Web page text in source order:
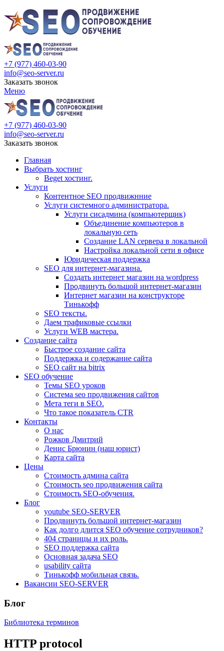
+7 (977) 460-03-90
info@seo-server.ru
Заказать звонок
Меню
+7 (977) 460-03-90
info@seo-server.ru
Заказать звонок
Главная
Выбрать хостинг
Beget хостинг.
Услуги
Контентное SEO продвижнние
Услуги системного администратора.
Услуги сисадмина (компьютерщик)
Объединение компьютеров в
локальную сеть
Создание LAN сервера в локальной
Настройка локальной сети в офисе
Юридическая поддержка
SEO для интернет-магазина.
Создать интернет магазин на wordpress
Продвинуть большой интернет-магазин
Интернет магазин на конструкторе
Тинькофф
SEO тексты.
Даем трафиковые ссылки
Услуги WEB мастера.
Создание сайта
Быстрое создание сайта
Поддержка и содержание сайта
SEO сайт на bitrix
SEO обучение
Темы SEO уроков
Система seo продвижения сайтов
Мета теги в SEO.
Что такое показатель CTR
Контакты
О нас
Рожков Дмитрий
Денис Брюнин (наш юрист)
Карта сайта
Цены
Стоимость админа сайта
Стоимость seo продвижения сайта
Стоимость SEO-обучения.
Блог
youtube SEO-SERVER
Продвинуть большой интернет-магазин
Как долго длится SEO обучение сотрудников?
404 страницы и их роль.
SEO поддержка сайта
Основная задача SEO
usability сайта
Тинькофф мобильная связь.
Вакансии SEO-SERVER
Блог
Библиотека терминов
HTTP protocol